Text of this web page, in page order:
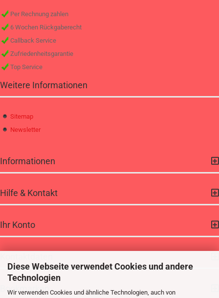
Diese Webseite verwendet Cookies und andere
Technologien
Wir verwenden Cookies und ähnliche Technologien, auch von
Per Rechnung zahlen
6 Wochen Rückgaberecht
Callback Service
Zufriedenheitsgarantie
Top Service
Weitere Informationen
Sitemap
Newsletter
Informationen
Hilfe & Kontakt
Ihr Konto
Bookmarken